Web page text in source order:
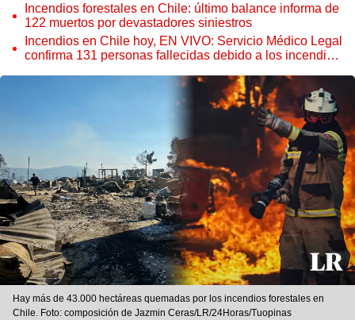
Incendios forestales en Chile: último balance informa de
122 muertos por devastadores siniestros
Incendios en Chile hoy, EN VIVO: Servicio Médico Legal
confirma 131 personas fallecidas debido a los incendios
Hay más de 43.000 hectáreas quemadas por los incendios forestales en
Chile. Foto: composición de Jazmin Ceras/LR/24Horas/Tuopinas